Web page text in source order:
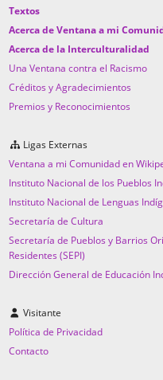
Textos
Acerca de Ventana a mi
Acerca de la Interculturalidad
Una Ventana contra el Racismo
Créditos y Agradecimientos
Premios y Reconocimientos
Ligas Externas
Ventana a mi Comunidad en
Instituto Nacional de los Pueblos
Instituto Nacional de Lenguas
Secretaría de Cultura
Secretaría de Pueblos y Barrios
Residentes (SEPI)
Dirección General de Educación
Visitante
Política de Privacidad
Contacto